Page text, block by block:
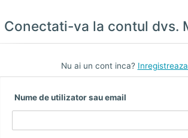
Conectati-va la contul dvs.
Nu ai un cont inca?
Nume de utilizator sau email